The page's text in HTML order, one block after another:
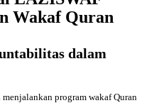
Wakaf Quran
dalam
program wakaf Quran